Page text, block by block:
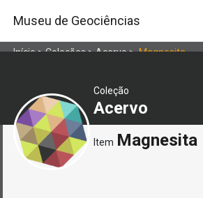
Museu de Geociências
Início>Coleções>Acervo>Magnesita
Coleção
Acervo
Item Magnesita